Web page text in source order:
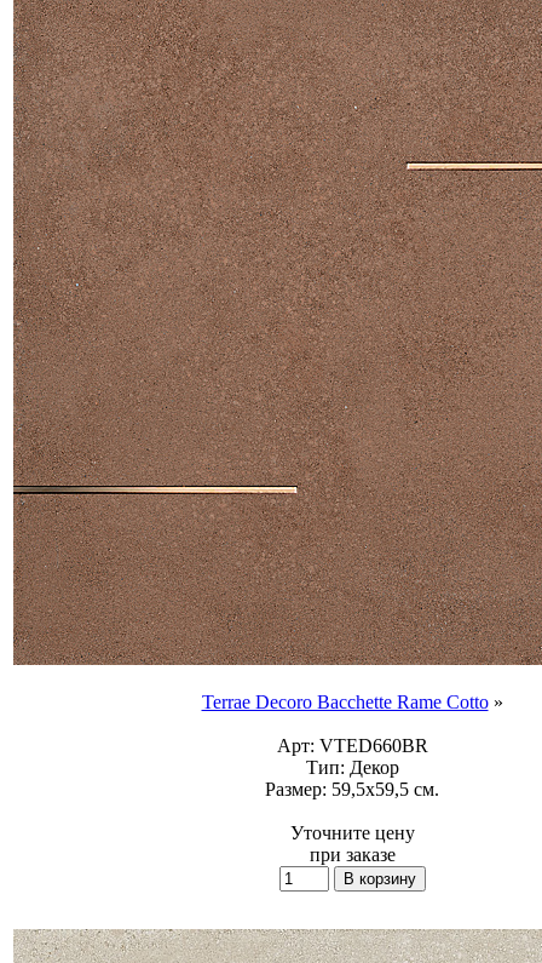
Terrae Decoro Bacchette Rame Cotto»
Арт: VTED660BR
Тип: Декор
Размер: 59,5x59,5 см.
Уточните цену
при заказе